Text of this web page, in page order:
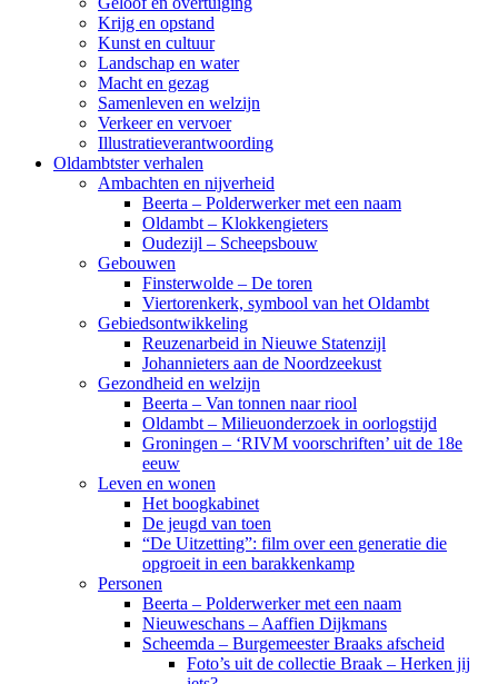
Krijg en opstand
Kunst en cultuur
Landschap en water
Macht en gezag
Samenleven en welzijn
Verkeer en vervoer
Illustratieverantwoording
Oldambtster verhalen
Ambachten en nijverheid
Beerta – Polderwerker met een naam
Oldambt – Klokkengieters
Oudezijl – Scheepsbouw
Gebouwen
Finsterwolde – De toren
Viertorenkerk, symbool van het Oldambt
Gebiedsontwikkeling
Reuzenarbeid in Nieuwe Statenzijl
Johannieters aan de Noordzeekust
Gezondheid en welzijn
Beerta – Van tonnen naar riool
Oldambt – Milieuonderzoek in oorlogstijd
Groningen – ‘RIVM voorschriften’ uit de 18e
eeuw
Leven en wonen
Het boogkabinet
De jeugd van toen
“De Uitzetting”: film over een generatie die
opgroeit in een barakkenkamp
Personen
Beerta – Polderwerker met een naam
Nieuweschans – Aaffien Dijkmans
Scheemda – Burgemeester Braaks afscheid
Foto’s uit de collectie Braak – Herken jij